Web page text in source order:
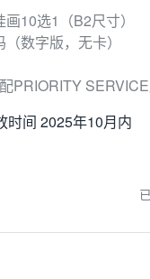
10选1（B2尺寸）
数字版，无卡）
PRIORITY SERVICE
时间 2025年10月内